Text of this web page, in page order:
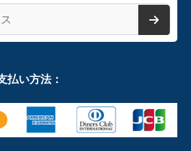
払い方法：